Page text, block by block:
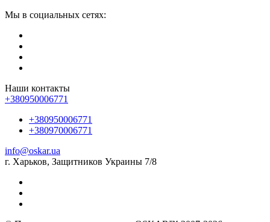
Мы в социальных сетях:
Наши контакты
+380950006771
+380950006771
+380970006771
info@oskar.ua
г. Харьков, Защитников Украины 7/8